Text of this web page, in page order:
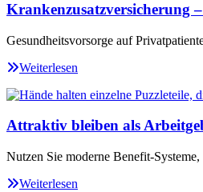
Krankenzusatzversicherung
Gesundheitsvorsorge auf
Weiterlesen
Attraktiv bleiben als
Nutzen Sie moderne Benefit-
Weiterlesen